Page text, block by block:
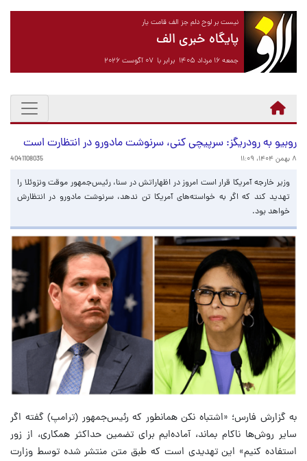
نیست بر لوح دلم جز الف قامت یار
پایگاه خبری الف
جمعه ۱۶ مرداد ۱۴۰۵ برابر با ۰۷ آگوست ۲۰۲۶
روبیو به رودریگز: سرپیچی کنی، سرنوشت مادورو در انتظارت است
۸ بهمن ۱۴۰۴، ۱۱:۰۹ 4041108035
وزیر خارجه آمریکا قرار است امروز در اظهاراتش در سنا، رئیس‌جمهور موقت ونزوئلا را
تهدید کند که اگر به خواسته‌های آمریکا تن ندهد، سرنوشت مادورو در انتظارش
خواهد بود.
به گزارش فارس؛ «اشتباه نکن همانطور که رئیس‌جمهور (ترامپ) گفته اگر
سایر روش‌ها ناکام بماند، آماده‌ایم برای تضمین حداکثر همکاری، از زور
استفاده کنیم» این تهدیدی است که طبق متن منتشر شده توسط وزارت